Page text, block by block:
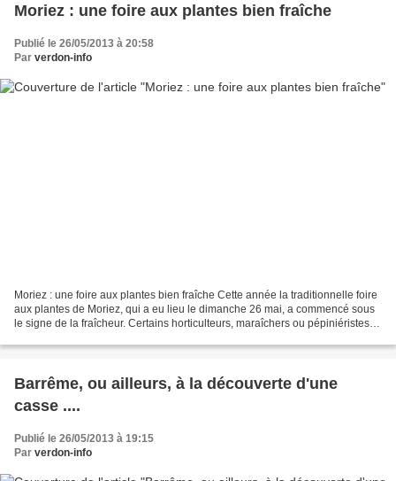
Moriez : une foire aux plantes bien fraîche
Publié le 26/05/2013 à 20:58
Par verdon-info
Moriez : une foire aux plantes bien fraîche Cette année la traditionnelle foire
aux plantes de Moriez, qui a eu lieu le dimanche 26 mai, a commencé sous
le signe de la fraîcheur. Certains horticulteurs, maraîchers ou pépiniéristes
Barrême, ou ailleurs, à la découverte d'une
casse ....
Publié le 26/05/2013 à 19:15
Par verdon-info